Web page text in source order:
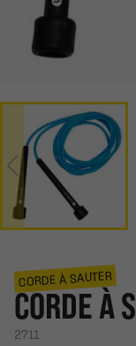
CORDE À SAUTER
CORDE À
2711